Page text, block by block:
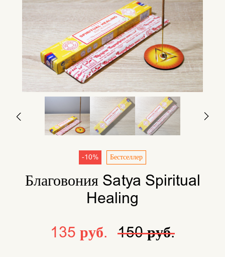
-10% Бестселлер
Благовония Satya Spiritual
Healing
135 руб.
150 руб.